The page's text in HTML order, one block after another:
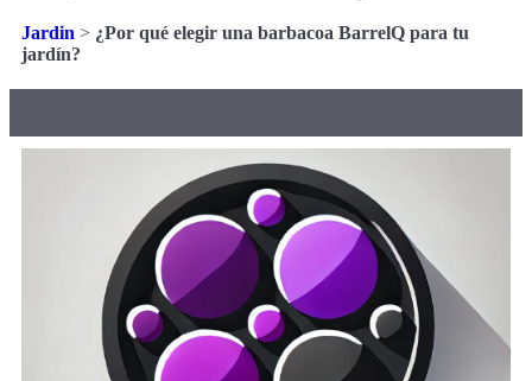
Jardin > ¿Por qué elegir una barbacoa BarrelQ para tu
jardín?